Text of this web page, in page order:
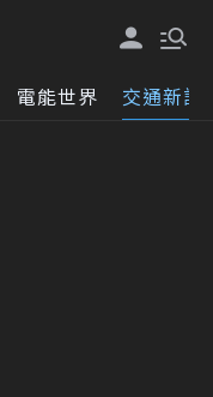
電能世界 交通新訊